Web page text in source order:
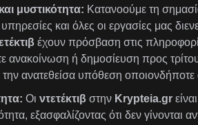
μυστικότητα: Κατανοούμε τη
υπηρεσίες και όλες οι εργασίες μας
έχουν πρόσβαση στις
ανακοίνωση ή δημοσίευση προς
ανατεθείσα υπόθεση οποιονδήποτε
Οι ντετέκτιβστην Krypteia.gr
εξασφαλίζοντας ότι δεν